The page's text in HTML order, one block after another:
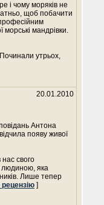
і чому моряків не
щоб побачити
морські мандрівки.
утрьох,
20.01.2010
Антона
появу живої
свого
людиною, яка
Лише тепер
]